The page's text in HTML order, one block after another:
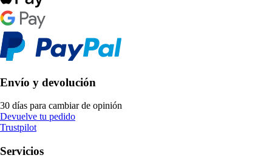
Envío y devolución
30 días para cambiar de opinión
Devuelve tu pedido
Trustpilot
Servicios